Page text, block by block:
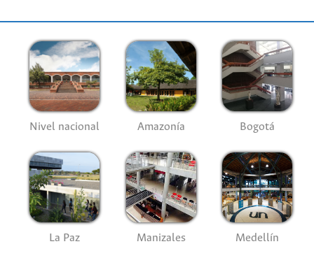
Nivel nacional Amazonía Bogotá
La Paz Manizales Medellín